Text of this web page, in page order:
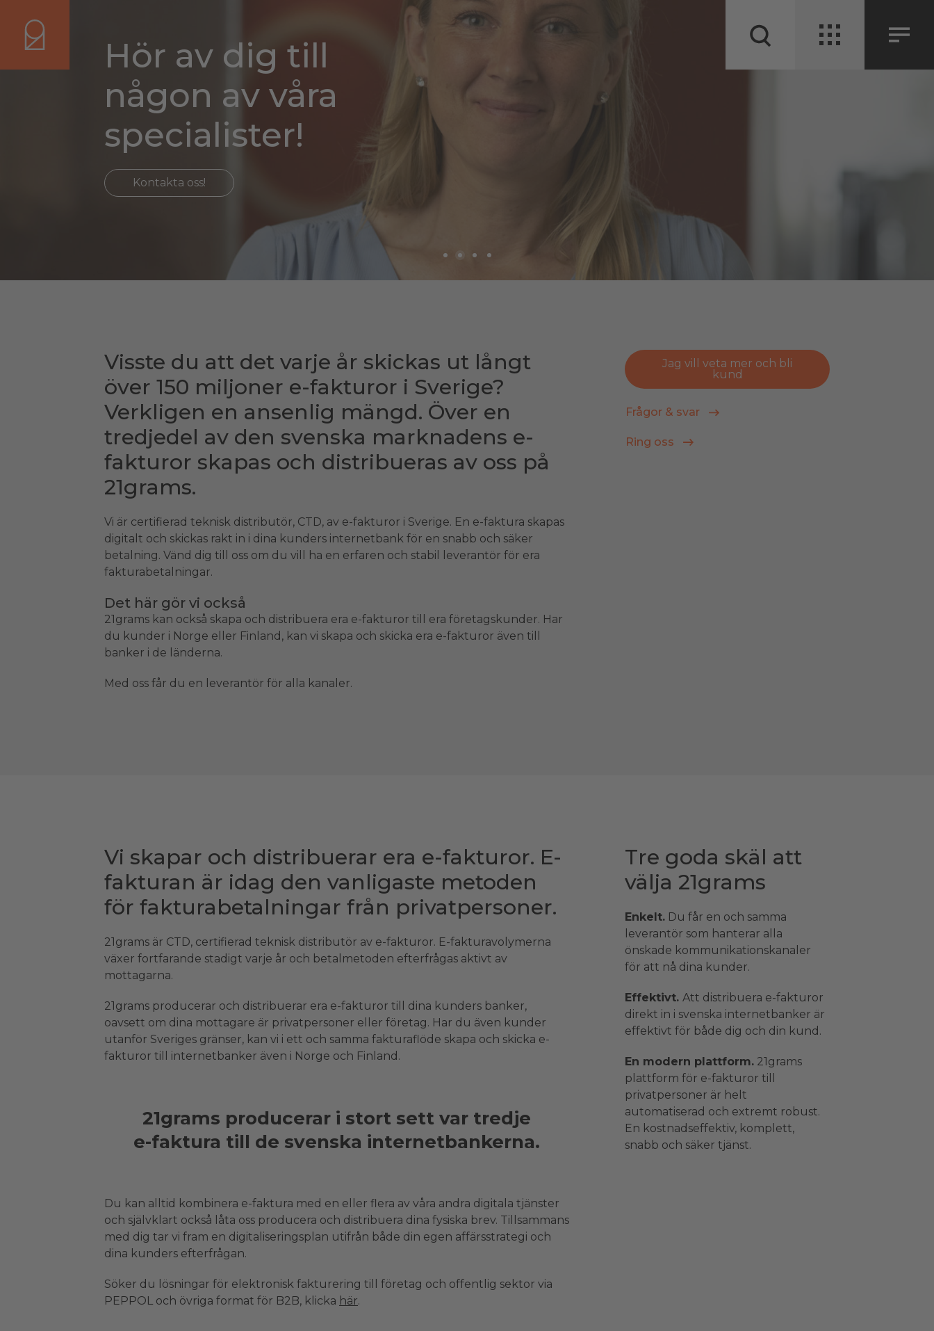
Hör av dig till
någon av våra
specialister!
Kontakta oss!
Visste du att det varje år skickas ut långt
över 150 miljoner e-fakturor i Sverige?
Verkligen en ansenlig mängd. Över en
tredjedel av den svenska marknadens e-
fakturor skapas och distribueras av oss på
21grams.
Vi är certifierad teknisk distributör, CTD, av e-fakturor i Sverige. En e-faktura skapas
digitalt och skickas rakt in i dina kunders internetbank för en snabb och säker
betalning. Vänd dig till oss om du vill ha en erfaren och stabil leverantör för era
fakturabetalningar.
Det här gör vi också
21grams kan också skapa och distribuera era e-fakturor till era företagskunder. Har
du kunder i Norge eller Finland, kan vi skapa och skicka era e-fakturor även till
banker i de länderna.
Med oss får du en leverantör för alla kanaler.
Jag vill veta mer och bli
kund
Frågor & svar
Ring oss
Vi skapar och distribuerar era e-fakturor. E-
fakturan är idag den vanligaste metoden
för fakturabetalningar från privatpersoner.
21grams är CTD, certifierad teknisk distributör av e-fakturor. E-fakturavolymerna
växer fortfarande stadigt varje år och betalmetoden efterfrågas aktivt av
mottagarna.
21grams producerar och distribuerar era e-fakturor till dina kunders banker,
oavsett om dina mottagare är privatpersoner eller företag. Har du även kunder
utanför Sveriges gränser, kan vi i ett och samma fakturaflöde skapa och skicka e-
fakturor till internetbanker även i Norge och Finland.
21grams producerar i stort sett var tredje
e-faktura till de svenska internetbankerna.
Du kan alltid kombinera e-faktura med en eller flera av våra andra digitala tjänster
och självklart också låta oss producera och distribuera dina fysiska brev. Tillsammans
med dig tar vi fram en digitaliseringsplan utifrån både din egen affärsstrategi och
dina kunders efterfrågan.
Söker du lösningar för elektronisk fakturering till företag och offentlig sektor via
PEPPOL och övriga format för B2B, klicka här.
Tre goda skäl att
välja 21grams
Enkelt. Du får en och samma
leverantör som hanterar alla
önskade kommunikationskanaler
för att nå dina kunder.
Effektivt.Att distribuera e-fakturor
direkt in i svenska internetbanker är
effektivt för både dig och din kund.
En modern plattform. 21grams
plattform för e-fakturor till
privatpersoner är helt
automatiserad och extremt robust.
En kostnadseffektiv, komplett,
snabb och säker tjänst.